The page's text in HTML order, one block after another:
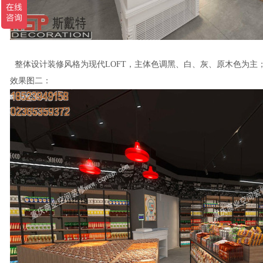
整体设计装修风格为现代LOFT，主体色调黑、白、灰、原木色为主
效果图二：